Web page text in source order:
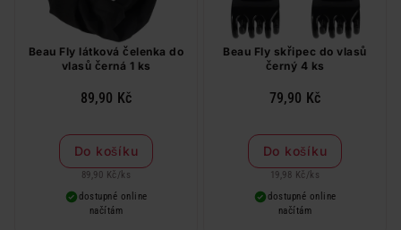
Beau Fly látková čelenka do
vlasů černá 1 ks
89,90 Kč
Do košíku
89,90 Kč / ks
dostupné online
načítám
Beau Fly skřipec do vlasů
černý 4 ks
79,90 Kč
Do košíku
19,98 Kč / ks
dostupné online
načítám